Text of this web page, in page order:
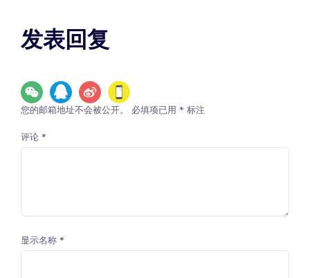
发表回复
您的邮箱地址不会被公开。 必填项已用 * 标注
评论 *
显示名称 *